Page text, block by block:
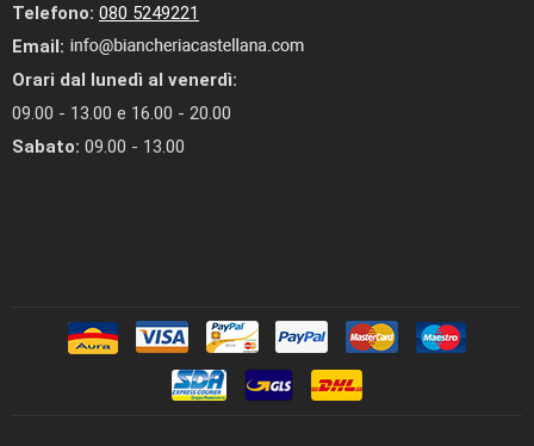
Telefono: 080 5249221
Email:
Orari dal lunedì al venerdì:
09.00 - 13.00 e 16.00 - 20.00
Sabato: 09.00 - 13.00